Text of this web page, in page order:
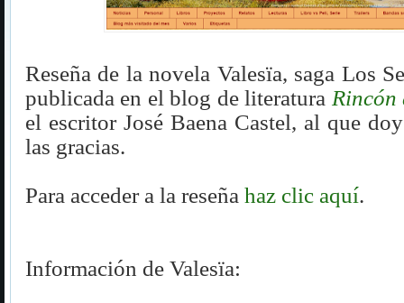
Reseña de la novela Valesïa, saga Los
publicada en el blog de literatura Rincón
el escritor José Baena Castel, al que
las gracias.
Para acceder a la reseña haz clic aquí.
Información de Valesïa: